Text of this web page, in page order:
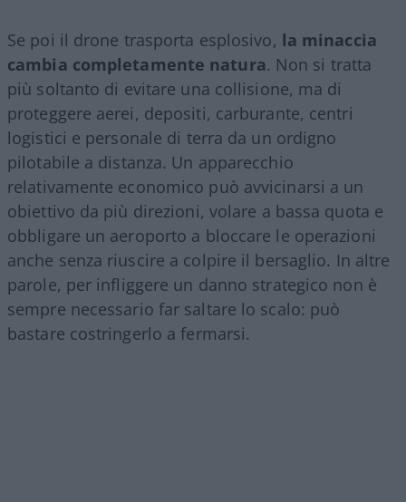
Se poi il drone trasporta esplosivo, la minaccia
cambia completamente natura. Non si tratta
più soltanto di evitare una collisione, ma di
proteggere aerei, depositi, carburante, centri
logistici e personale di terra da un ordigno
pilotabile a distanza. Un apparecchio
relativamente economico può avvicinarsi a un
obiettivo da più direzioni, volare a bassa quota e
obbligare un aeroporto a bloccare le operazioni
anche senza riuscire a colpire il bersaglio. In altre
parole, per infliggere un danno strategico non è
sempre necessario far saltare lo scalo: può
bastare costringerlo a fermarsi.